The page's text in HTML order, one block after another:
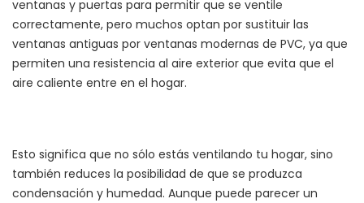
ventanas y puertas para permitir que se ventile
correctamente, pero muchos optan por sustituir las
ventanas antiguas por ventanas modernas de PVC, ya que
permiten una resistencia al aire exterior que evita que el
aire caliente entre en el hogar.
Esto significa que no sólo estás ventilando tu hogar, sino
también reduces la posibilidad de que se produzca
condensación y humedad. Aunque puede parecer un